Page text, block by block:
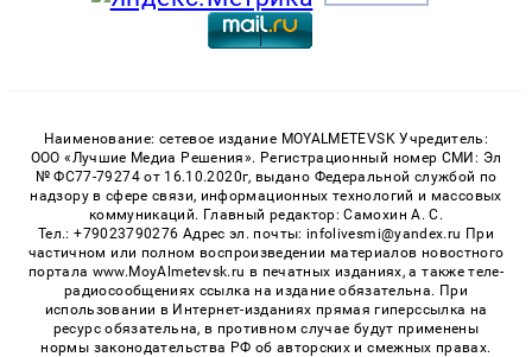
Наименование: сетевое издание MOYALMETEVSK Учредитель:
ООО «Лучшие Медиа Решения». Регистрационный номер СМИ: Эл
№ ФС77-79274 от 16.10.2020г, выдано Федеральной службой по
надзору в сфере связи, информационных технологий и массовых
коммуникаций. Главный редактор: Самохин А. С.
Тел.: +79023790276 Адрес эл. почты: infolivesmi@yandex.ru При
частичном или полном воспроизведении материалов новостного
портала www.MoyAlmetevsk.ru в печатных изданиях, а также теле-
радиосообщениях ссылка на издание обязательна. При
использовании в Интернет-изданиях прямая гиперссылка на
ресурс обязательна, в противном случае будут применены
нормы законодательства РФ об авторских и смежных правах.